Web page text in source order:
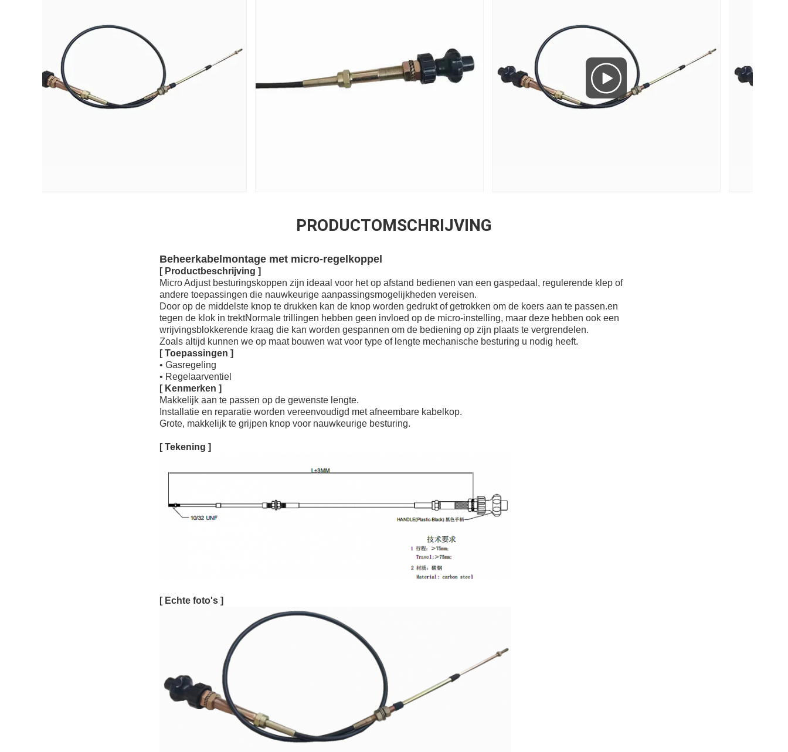
PRODUCTOMSCHRIJVING
Beheerkabelmontage met micro-regelkoppel
[ Productbeschrijving ]
Micro Adjust besturingskoppen zijn ideaal voor het op afstand bedienen van een gaspedaal, regulerende klep of
andere toepassingen die nauwkeurige aanpassingsmogelijkheden vereisen.
Door op de middelste knop te drukken kan de knop worden gedrukt of getrokken om de koers aan te passen.en
tegen de klok in trektNormale trillingen hebben geen invloed op de micro-instelling, maar deze hebben ook een
wrijvingsblokkerende kraag die kan worden gespannen om de bediening op zijn plaats te vergrendelen.
Zoals altijd kunnen we op maat bouwen wat voor type of lengte mechanische besturing u nodig heeft.
[ Toepassingen ]
• Gasregeling
• Regelaarventiel
[ Kenmerken ]
Makkelijk aan te passen op de gewenste lengte.
Installatie en reparatie worden vereenvoudigd met afneembare kabelkop.
Grote, makkelijk te grijpen knop voor nauwkeurige besturing.
[ Tekening ]
[ Echte foto's ]